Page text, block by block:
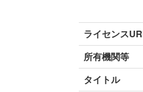
ライセンス
所有機関等
タイトル